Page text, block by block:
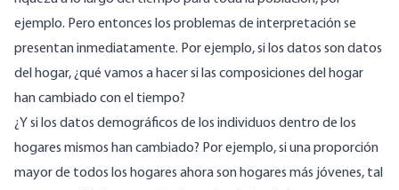
ejemplo. Pero entonces los problemas de interpretación se
presentan inmediatamente. Por ejemplo, si los datos son datos
del hogar, ¿qué vamos a hacer si las composiciones del hogar
han cambiado con el tiempo?
¿Y si los datos demográficos de los individuos dentro de los
hogares mismos han cambiado? Por ejemplo, si una proporción
mayor de todos los hogares ahora son hogares más jóvenes, tal